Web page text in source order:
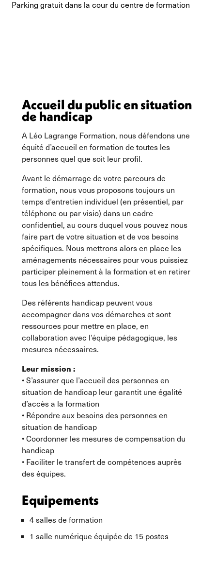
Parking gratuit dans la cour du centre de formation
Accueil du public en situation
de handicap
A Léo Lagrange Formation, nous défendons une
équité d’accueil en formation de toutes les
personnes quel que soit leur profil.
Avant le démarrage de votre parcours de
formation, nous vous proposons toujours un
temps d’entretien individuel (en présentiel, par
téléphone ou par visio) dans un cadre
confidentiel, au cours duquel vous pouvez nous
faire part de votre situation et de vos besoins
spécifiques. Nous mettrons alors en place les
aménagements nécessaires pour vous puissiez
participer pleinement à la formation et en retirer
tous les bénéfices attendus.
Des référents handicap peuvent vous
accompagner dans vos démarches et sont
ressources pour mettre en place, en
collaboration avec l’équipe pédagogique, les
mesures nécessaires.
Leur mission :
• S’assurer que l’accueil des personnes en
situation de handicap leur garantit une égalité
d’accès a la formation
• Répondre aux besoins des personnes en
situation de handicap
• Coordonner les mesures de compensation du
handicap
• Faciliter le transfert de compétences auprès
des équipes.
Equipements
4 salles de formation
1 salle numérique équipée de 15 postes